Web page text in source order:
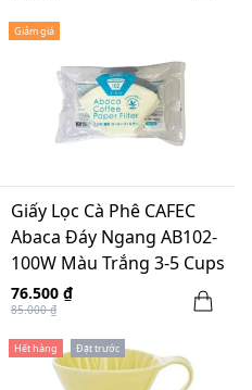
Giảm giá
Giấy Lọc Cà Phê CAFEC
Abaca Đáy Ngang AB102-
100W Màu Trắng 3-5 Cups
100 Tờ
76.500 ₫
85.000 ₫
Hết hàng Đặt trước